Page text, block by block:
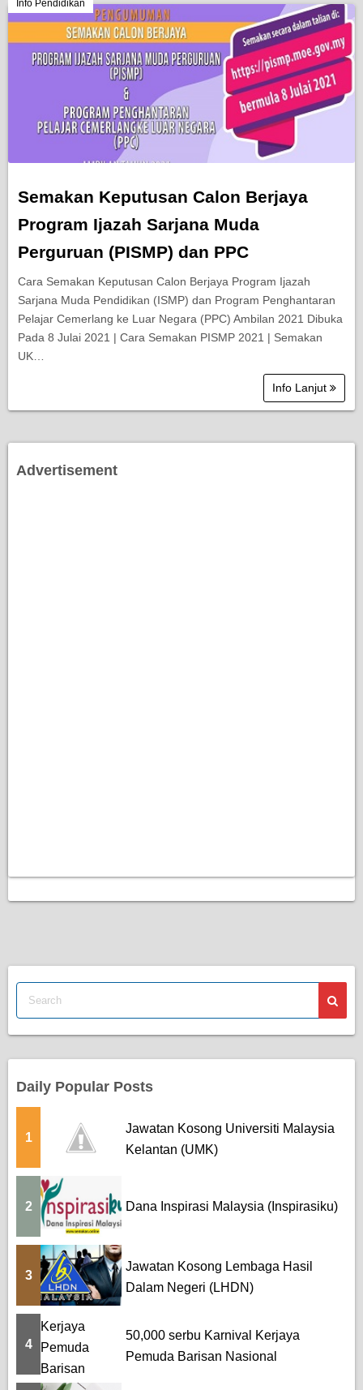
Kerjaya
Pendidikan
Info Pendidikan
Semakan Keputusan Calon Berjaya
Program Ijazah Sarjana Muda
Perguruan (PISMP) dan PPC
Cara Semakan Keputusan Calon Berjaya Program Ijazah
Sarjana Muda Pendidikan (ISMP) dan Program Penghantaran
Pelajar Cemerlang ke Luar Negara (PPC) Ambilan 2021 Dibuka
Pada 8 Julai 2021 | Cara Semakan PISMP 2021 | Semakan
UK…
Info Lanjut
Advertisement
Daily Popular Posts
1
Jawatan Kosong Universiti Malaysia
Kelantan (UMK)
2 Dana Inspirasi Malaysia (Inspirasiku)
3
Jawatan Kosong Lembaga Hasil
Dalam Negeri (LHDN)
4
50,000 serbu Karnival Kerjaya
Pemuda Barisan Nasional